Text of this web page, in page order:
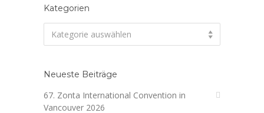
Kategorien
Kategorie auswählen
Neueste Beiträge
67. Zonta International Convention in
Vancouver 2026